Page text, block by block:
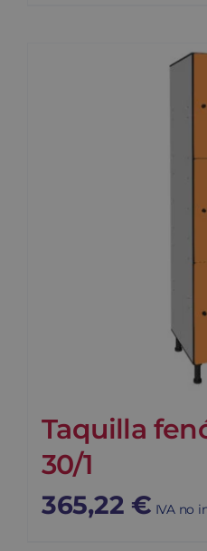
Taquilla
30/1
365,22 € IVA no